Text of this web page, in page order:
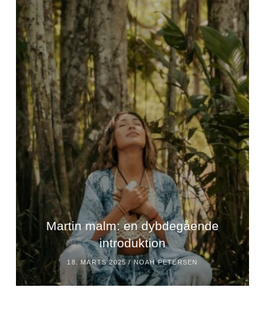
Martin malm: en dybdegående
introduktion
18. MARTS 2025 /NOAH PETERSEN